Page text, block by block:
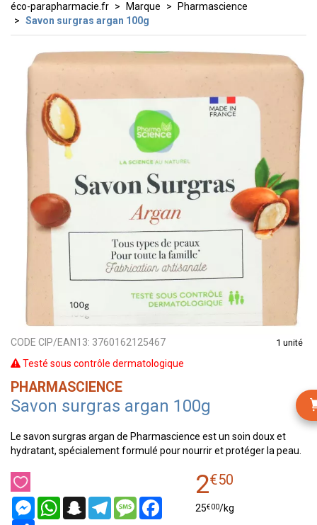
éco-parapharmacie.fr Marque
Pharmascience
Savon surgras argan 100g
CODE CIP/EAN13: 3760162125467 1 unité
Testé sous contrôle dermatologique
PHARMASCIENCE
Savon surgras argan 100g
Le savon surgras argan de Pharmascience est un soin doux et
hydratant, spécialement formulé pour nourrir et protéger la peau.
MessengerWhatsAppSnapchatTelegramMessageFacebook
2€50
25€00/kg